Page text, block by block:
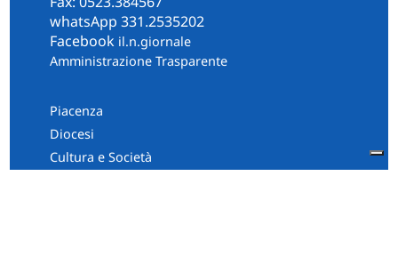
whatsApp 331.2535202
Facebook il.n.giornale
Amministrazione Trasparente
Piacenza
Diocesi
Cultura e Società